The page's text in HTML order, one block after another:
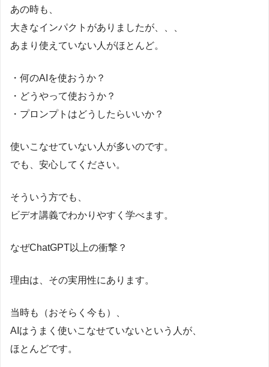
あの時も、
大きなインパクトがありましたが、、、
あまり使えていない人がほとんど。
・何のAIを使おうか？
・どうやって使おうか？
・プロンプトはどうしたらいいか？
使いこなせていない人が多いのです。
でも、安心してください。
そういう方でも、
ビデオ講義でわかりやすく学べます。
なぜChatGPT以上の衝撃？
理由は、その実用性にあります。
当時も（おそらく今も）、
AIはうまく使いこなせていないという人が、
ほとんどです。